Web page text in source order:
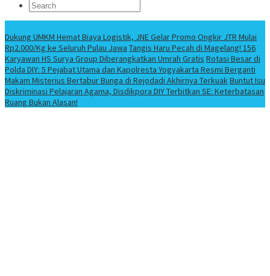
Dukung UMKM Hemat Biaya Logistik, JNE Gelar Promo Ongkir JTR Mulai
Rp2.000/Kg ke Seluruh Pulau Jawa Tangis Haru Pecah di Magelang! 156
Karyawan HS Surya Group Diberangkatkan Umrah Gratis Rotasi Besar di
Polda DIY: 5 Pejabat Utama dan Kapolresta Yogyakarta Resmi Berganti
Makam Misterius Bertabur Bunga di Rejodadi Akhirnya TerkuakBuntut Isu
Diskriminasi Pelajaran Agama, Disdikpora DIY Terbitkan SE: Keterbatasan
Ruang Bukan Alasan!